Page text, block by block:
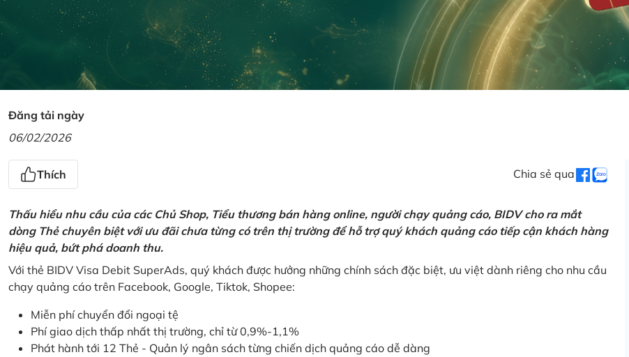
Đăng tải ngày
06/02/2026
Thích Chia sẻ qua
Thấu hiểu nhu cầu của các Chủ Shop, Tiểu thương bán hàng online, người chạy quảng cáo, BIDV cho ra mắt
dòng Thẻ chuyên biệt với ưu đãi chưa từng có trên thị trường để hỗ trợ quý khách quảng cáo tiếp cận khách hàng
hiệu quả, bứt phá doanh thu.
Với thẻ BIDV Visa Debit SuperAds, quý khách được hưởng những chính sách đặc biệt, ưu việt dành riêng cho nhu cầu
chạy quảng cáo trên Facebook, Google, Tiktok, Shopee:
Miễn phí chuyển đổi ngoại tệ
Phí giao dịch thấp nhất thị trường, chỉ từ 0,9%-1,1%
Phát hành tới 12 Thẻ - Quản lý ngân sách từng chiến dịch quảng cáo dễ dàng